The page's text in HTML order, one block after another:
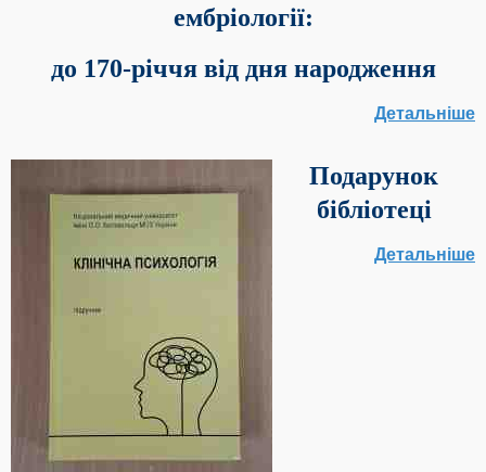
ембріології:
до 170-річчя від дня народження
Детальніше
Подарунок
бібліотеці
Детальніше